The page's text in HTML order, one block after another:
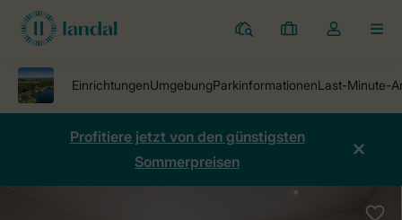
Ferienparks
Meine
Dropdown-
öffnen
Profitiere jetzt von den günstigsten
Sommerpreisen